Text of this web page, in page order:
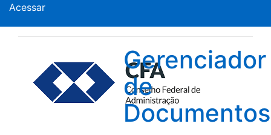
Acessar
Gerenciador
de
Documentos